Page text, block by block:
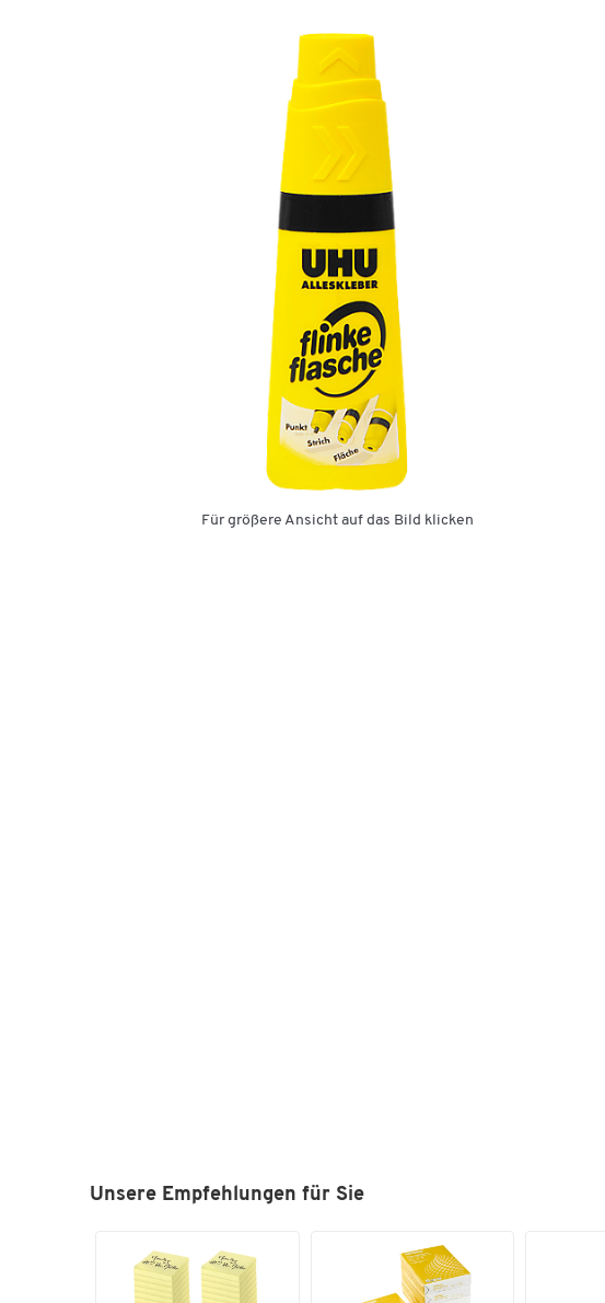
Für größere Ansicht auf das Bild klicken
Unsere Empfehlungen für Sie